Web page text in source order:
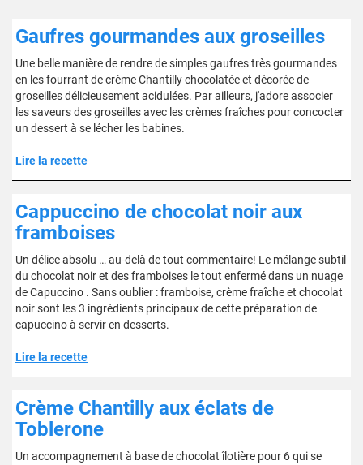
Gaufres gourmandes aux groseilles
Une belle manière de rendre de simples gaufres très gourmandes
en les fourrant de crème Chantilly chocolatée et décorée de
groseilles délicieusement acidulées. Par ailleurs, j'adore associer
les saveurs des groseilles avec les crèmes fraîches pour concocter
un dessert à se lécher les babines.
Lire la recette
Cappuccino de chocolat noir aux
framboises
Un délice absolu … au-delà de tout commentaire! Le mélange subtil
du chocolat noir et des framboises le tout enfermé dans un nuage
de Capuccino . Sans oublier : framboise, crème fraîche et chocolat
noir sont les 3 ingrédients principaux de cette préparation de
capuccino à servir en desserts.
Lire la recette
Crème Chantilly aux éclats de
Toblerone
Un accompagnement à base de chocolat îlotière pour 6 qui se